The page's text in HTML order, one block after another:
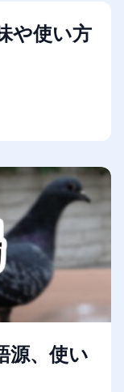
や使い方
源、使い